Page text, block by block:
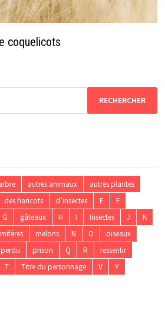
coquelicots
autres animaux
autres plantes
des haricots d’insectes E
F
G gâteaux H I Insectes J
K
melons N O
oiseaux
perdu prison Q R
ressentir
T Titre du personnage V Y